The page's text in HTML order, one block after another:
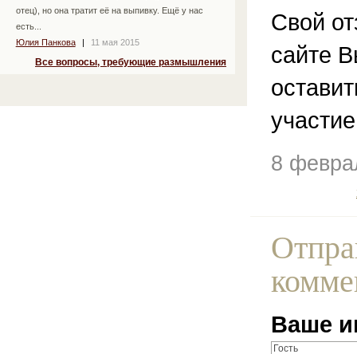
отец), но она тратит её на выпивку. Ещё у нас
есть...
Юлия Панкова
| 11 мая 2015
Все вопросы, требующие размышления
Свой
сайте
8
Ваше